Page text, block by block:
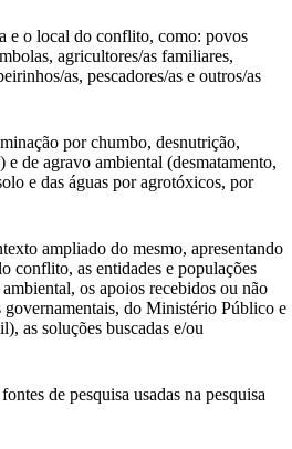
e o local do conflito, como: povos
agricultores/as familiares,
as, pescadores/as e outros/as
por chumbo, desnutrição,
de agravo ambiental (desmatamento,
e das águas por agrotóxicos, por
ampliado do mesmo, apresentando
conflito, as entidades e populações
os apoios recebidos ou não
do Ministério Público e
as soluções buscadas e/ou
de pesquisa usadas na pesquisa